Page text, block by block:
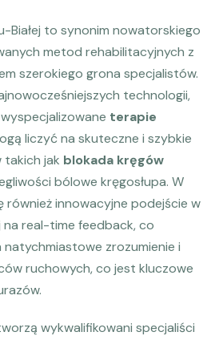
Białej to synonim nowatorskiego
metod rehabilitacyjnych z
szerokiego grona specjalistów.
technologii,
terapie
liczyć na skuteczne i szybkie
takich jak blokada kręgów
bólowe kręgosłupa. W
również innowacyjne podejście w
real-time feedback, co
zrozumienie i
ruchowych, co jest kluczowe
wykwalifikowani specjaliści